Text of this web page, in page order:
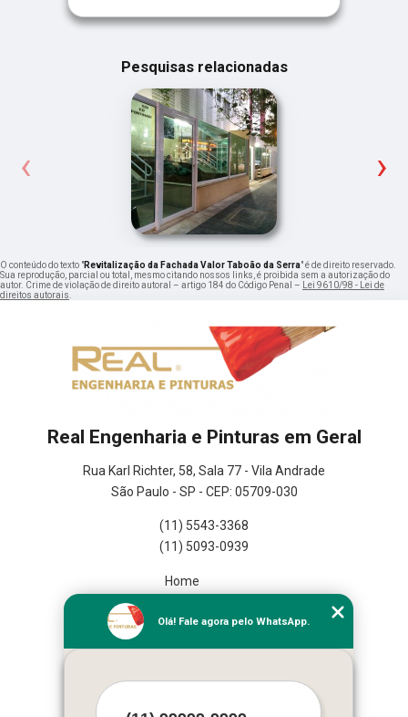
Pesquisas relacionadas
‹ ›
O conteúdo do texto "Revitalização da Fachada Valor Taboão da Serra" é de direito reservado.
Sua reprodução, parcial ou total, mesmo citando nossos links, é proibida sem a autorização do
autor. Crime de violação de direito autoral – artigo 184 do Código Penal –
Lei 9610/98 - Lei de
direitos autorais
Real Engenharia e Pinturas em Geral
Rua Karl Richter, 58, Sala 77 - Vila Andrade
São Paulo - SP - CEP: 05709-030
(11) 5543-3368
(11) 5093-0939
Home
Missão
Mapa do site
Olá! Fale agora pelo WhatsApp.